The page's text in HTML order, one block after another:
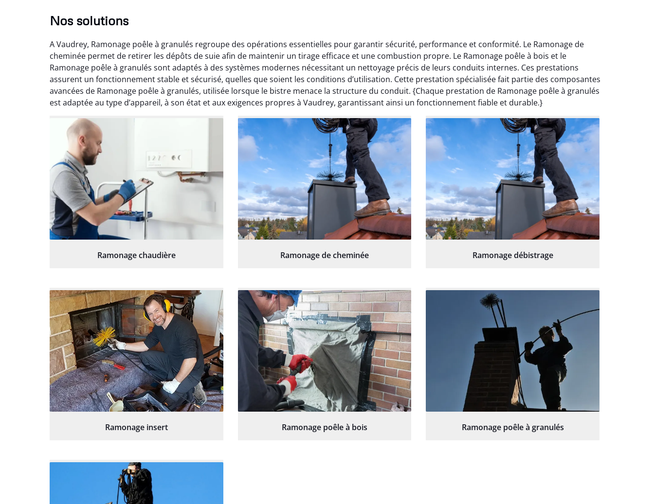
Nos solutions
A Vaudrey, Ramonage poêle à granulés regroupe des opérations essentielles pour garantir sécurité, performance et conformité. Le Ramonage de
cheminée permet de retirer les dépôts de suie afin de maintenir un tirage efficace et une combustion propre. Le Ramonage poêle à bois et le
Ramonage poêle à granulés sont adaptés à des systèmes modernes nécessitant un nettoyage précis de leurs conduits internes. Ces prestations
assurent un fonctionnement stable et sécurisé, quelles que soient les conditions d’utilisation. Cette prestation spécialisée fait partie des composantes
avancées de Ramonage poêle à granulés, utilisée lorsque le bistre menace la structure du conduit. {Chaque prestation de Ramonage poêle à granulés
est adaptée au type d’appareil, à son état et aux exigences propres à Vaudrey, garantissant ainsi un fonctionnement fiable et durable.}
Ramonage chaudière Ramonage de cheminée Ramonage débistrage
Ramonage insert Ramonage poêle à bois Ramonage poêle à granulés